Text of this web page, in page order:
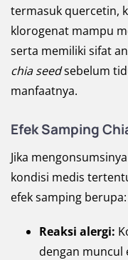
termasuk quercetin,
klorogenat mampu
serta memiliki sifat
chia seedsebelum
manfaatnya.
Efek Samping
Jika
kondisi medis
efek samping berupa:
Reaksi alergi:
dengan muncul